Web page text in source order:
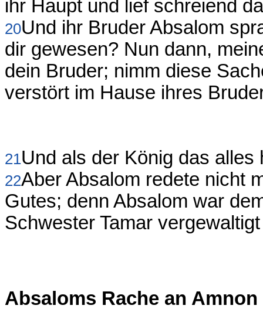
ihr Haupt und lief schreiend
20Und ihr Bruder Absalom
dir gewesen? Nun dann,
dein Bruder; nimm diese
verstört im Hause ihres
21Und als der König das
22Aber Absalom redete nicht
Gutes; denn Absalom war
Schwester Tamar
Absaloms Rache an Amnon